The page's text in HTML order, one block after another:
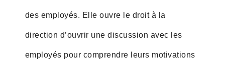
des employés. Elle ouvre le droit à la
direction d’ouvrir une discussion avec les
employés pour comprendre leurs motivations